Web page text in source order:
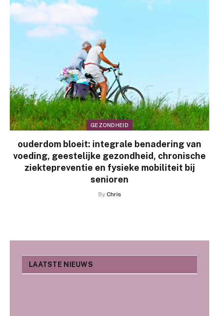
GEZONDHEID
ouderdom bloeit: integrale benadering van
voeding, geestelijke gezondheid, chronische
ziektepreventie en fysieke mobiliteit bij
senioren
By Chris
LAATSTE NIEUWS